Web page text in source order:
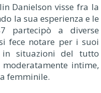
Danielson visse fra la
la sua esperienza e le
partecipò a diverse
fece notare per i suoi
situazioni del tutto
intime,
femminile.